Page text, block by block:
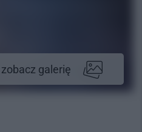
zobacz galerię